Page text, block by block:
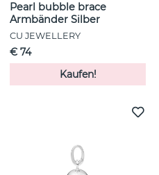
Pearl bubble brace
Armbänder Silber
CU JEWELLERY
€ 74
Kaufen!